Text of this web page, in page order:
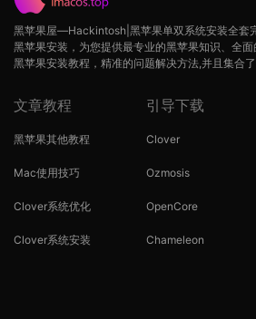
黑苹果屋—Hackintosh|黑苹果单双系统安装全套
黑苹果安装，为您提供最专业的黑苹果知识、全
黑苹果安装教程，精准的问题解决方法,并且集合
文章教程
黑苹果其他教程
Mac使用技巧
Clover系统优化
Clover系统安装
引导下载
Clover
Ozmosis
OpenCore
Chameleon